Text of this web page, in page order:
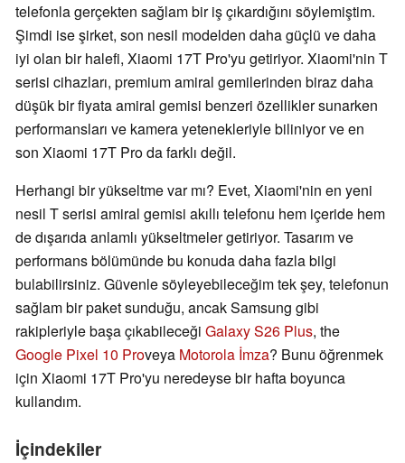
telefonla gerçekten sağlam bir iş çıkardığını söylemiştim.
Şimdi ise şirket, son nesil modelden daha güçlü ve daha
iyi olan bir halefi, Xiaomi 17T Pro'yu getiriyor. Xiaomi'nin T
serisi cihazları, premium amiral gemilerinden biraz daha
düşük bir fiyata amiral gemisi benzeri özellikler sunarken
performansları ve kamera yetenekleriyle biliniyor ve en
son Xiaomi 17T Pro da farklı değil.
Herhangi bir yükseltme var mı? Evet, Xiaomi'nin en yeni
nesil T serisi amiral gemisi akıllı telefonu hem içeride hem
de dışarıda anlamlı yükseltmeler getiriyor. Tasarım ve
performans bölümünde bu konuda daha fazla bilgi
bulabilirsiniz. Güvenle söyleyebileceğim tek şey, telefonun
sağlam bir paket sunduğu, ancak Samsung gibi
rakipleriyle başa çıkabileceği Galaxy S26 Plus, the
Google Pixel 10 Proveya Motorola İmza? Bunu öğrenmek
için Xiaomi 17T Pro'yu neredeyse bir hafta boyunca
kullandım.
İçindekiler